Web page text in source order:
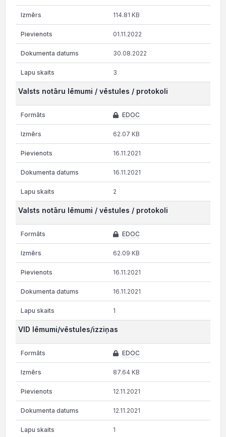
114.81 KB
01.11.2022
30.08.2022
3
Valsts notāru lēmumi / vēstules / protokoli
EDOC
62.07 KB
16.11.2021
16.11.2021
2
Valsts notāru lēmumi / vēstules / protokoli
EDOC
62.09 KB
16.11.2021
16.11.2021
1
VID lēmumi/vēstules/izziņas
EDOC
87.64 KB
12.11.2021
12.11.2021
1